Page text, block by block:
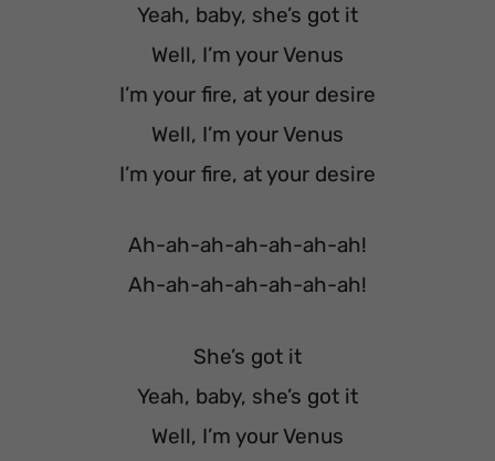
Yeah, baby, she’s got it
Well, I’m your Venus
I’m your fire, at your desire
Well, I’m your Venus
I’m your fire, at your desire
Ah-ah-ah-ah-ah-ah-ah!
Ah-ah-ah-ah-ah-ah-ah!
She’s got it
Yeah, baby, she’s got it
Well, I’m your Venus